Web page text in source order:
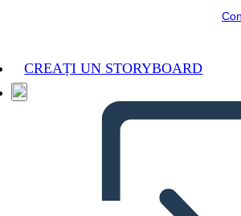
CREAȚI UN STORYBOARD